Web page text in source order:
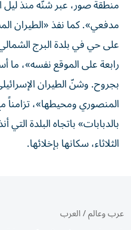
منطقة صور، عبر شنّه منذ
مدفعي». كما نفذ «الطيران
على حي في بلدة البرج
رابعة على الموقع نفسه»،
بجروح. وشنّ الطيران
المنصوري ومحيطها»،
بالدبابات» باتجاه البلدة
الثلاثاء، سكانها بإخلائها.
عرب وعالم/العرب